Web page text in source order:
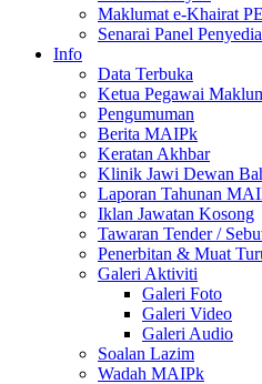
Maklumat e-Khairat
Senarai Panel
Info
Data Terbuka
Ketua Pegawai
Pengumuman
Berita MAIPk
Keratan Akhbar
Klinik Jawi Dewan
Laporan Tahunan
Iklan Jawatan Kosong
Tawaran Tender /
Penerbitan & Muat
Galeri Aktiviti
Galeri Foto
Galeri Video
Galeri Audio
Soalan Lazim
Wadah MAIPk